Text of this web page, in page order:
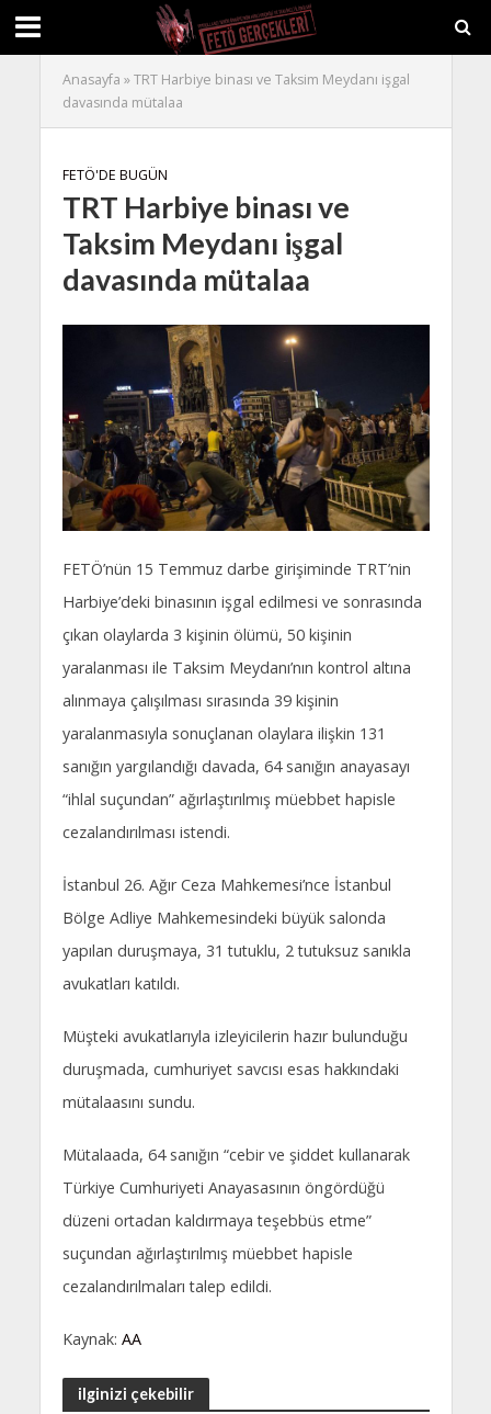
Anasayfa »TRT Harbiye binası ve Taksim Meydanı işgal
davasında mütalaa
FETÖ'DE BUGÜN
TRT Harbiye binası ve
Taksim Meydanı işgal
davasında mütalaa
FETÖ’nün 15 Temmuz darbe girişiminde TRT’nin
Harbiye’deki binasının işgal edilmesi ve sonrasında
çıkan olaylarda 3 kişinin ölümü, 50 kişinin
yaralanması ile Taksim Meydanı’nın kontrol altına
alınmaya çalışılması sırasında 39 kişinin
yaralanmasıyla sonuçlanan olaylara ilişkin 131
sanığın yargılandığı davada, 64 sanığın anayasayı
“ihlal suçundan” ağırlaştırılmış müebbet hapisle
cezalandırılması istendi.
İstanbul 26. Ağır Ceza Mahkemesi’nce İstanbul
Bölge Adliye Mahkemesindeki büyük salonda
yapılan duruşmaya, 31 tutuklu, 2 tutuksuz sanıkla
avukatları katıldı.
Müşteki avukatlarıyla izleyicilerin hazır bulunduğu
duruşmada, cumhuriyet savcısı esas hakkındaki
mütalaasını sundu.
Mütalaada, 64 sanığın “cebir ve şiddet kullanarak
Türkiye Cumhuriyeti Anayasasının öngördüğü
düzeni ortadan kaldırmaya teşebbüs etme”
suçundan ağırlaştırılmış müebbet hapisle
cezalandırılmaları talep edildi.
Kaynak: AA
ilginizi çekebilir